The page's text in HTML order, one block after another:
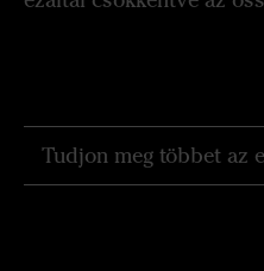
Tudjon meg többet az eredeti